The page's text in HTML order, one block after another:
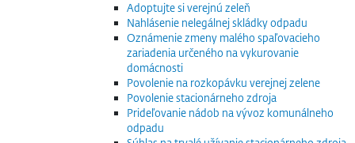
Adoptujte si verejnú zeleň
Nahlásenie nelegálnej skládky odpadu
Oznámenie zmeny malého spaľovacieho
zariadenia určeného na vykurovanie
domácnosti
Povolenie na rozkopávku verejnej zelene
Povolenie stacionárneho zdroja
Prideľovanie nádob na vývoz komunálneho
odpadu